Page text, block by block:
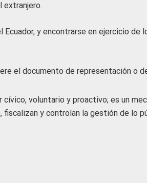
extranjero.
y encontrarse en ejercicio de
el documento de representación o
voluntario y proactivo; es un
fiscalizan y controlan la gestión de lo